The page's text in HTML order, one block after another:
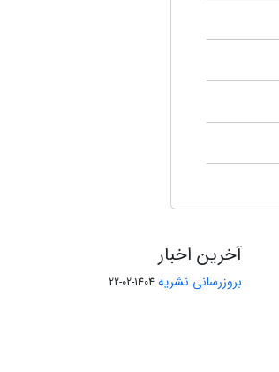
آخرین اخبار
بروزرسانی نشریه 1404-02-22